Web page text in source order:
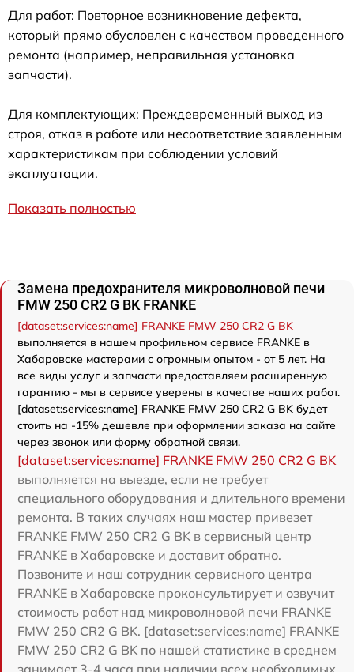
Для работ: Повторное возникновение дефекта,
который прямо обусловлен с качеством проведенного
ремонта (например, неправильная установка
запчасти).
Для комплектующих: Преждевременный выход из
строя, отказ в работе или несоответствие заявленным
характеристикам при соблюдении условий
эксплуатации.
Показать полностью
Замена предохранителя микроволновой печи
FMW 250 CR2 G BK FRANKE
[dataset:services:name] FRANKE FMW 250 CR2 G BK
выполняется в нашем профильном сервисе FRANKE в
Хабаровске мастерами с огромным опытом - от 5 лет. На
все виды услуг и запчасти предоставляем расширенную
гарантию - мы в сервисе уверены в качестве наших работ.
[dataset:services:name] FRANKE FMW 250 CR2 G BK будет
стоить на -15% дешевле при оформлении заказа на сайте
через звонок или форму обратной связи.
[dataset:services:name] FRANKE FMW 250 CR2 G BK
выполняется на выезде, если не требует
специального оборудования и длительного времени
ремонта. В таких случаях наш мастер привезет
FRANKE FMW 250 CR2 G BK в сервисный центр
FRANKE в Хабаровске и доставит обратно.
Позвоните и наш сотрудник сервисного центра
FRANKE в Хабаровске проконсультирует и озвучит
стоимость работ над микроволновой печи FRANKE
FMW 250 CR2 G BK. [dataset:services:name] FRANKE
FMW 250 CR2 G BK по нашей статистике в среднем
занимает 3-4 часа при наличии всех необходимых